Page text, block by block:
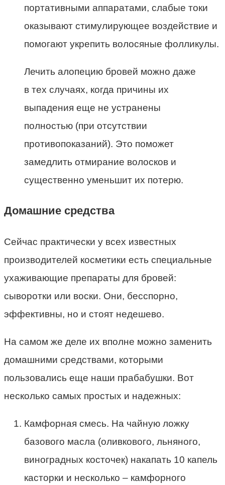
портативными аппаратами, слабые токи
оказывают стимулирующее воздействие и
помогают укрепить волосяные фолликулы.
Лечить алопецию бровей можно даже
в тех случаях, когда причины их
выпадения еще не устранены
полностью (при отсутствии
противопоказаний). Это поможет
замедлить отмирание волосков и
существенно уменьшит их потерю.
Домашние средства
Сейчас практически у всех известных
производителей косметики есть специальные
ухаживающие препараты для бровей:
сыворотки или воски. Они, бесспорно,
эффективны, но и стоят недешево.
На самом же деле их вполне можно заменить
домашними средствами, которыми
пользовались еще наши прабабушки. Вот
несколько самых простых и надежных:
Камфорная смесь. На чайную ложку
базового масла (оливкового, льняного,
виноградных косточек) накапать 10 капель
касторки и несколько – камфорного